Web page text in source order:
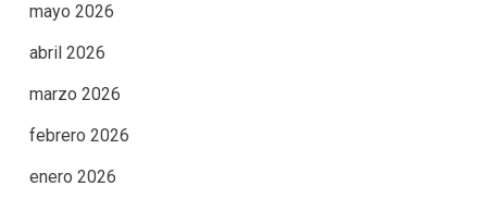
mayo 2026
abril 2026
marzo 2026
febrero 2026
enero 2026